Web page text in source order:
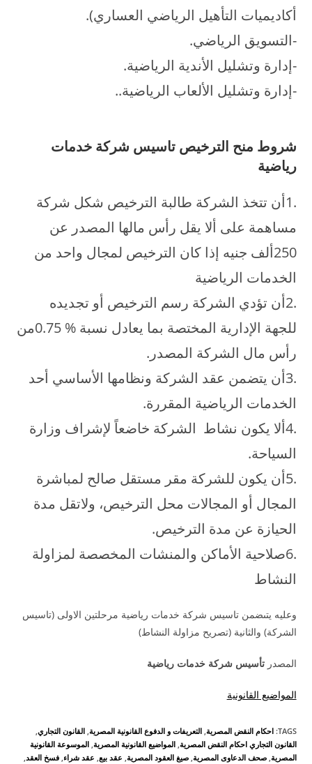
أكاديميات التأهيل الرياضي العساري).
-التسويق الرياضي.
-إدارة وتشليل الأندية الرياضية.
-إدارة وتشليل الألعاب الرياضية..
شروط منح الترخيص تاسيس شركة خدمات
رياضية
.1أن تتخذ الشركة طالبة الترخيص شكل شركة
مساهمة على ألا يقل رأس مالها المصدر عن
250ألف جنيه إذا كان الترخيص لمجال واحد من
الخدمات الرياضية
.2أن تؤدي الشركة رسم الترخيص أو تجديده
للجهة الإدارية المختصة بما يعادل نسبة % 0.75من
رأس مال الشركة المصدر.
.3أن يتضمن عقد الشركة ونظامها الأساسي أحد
الخدمات الرياضية المقررة.
.4ألا يكون نشاط الشركة خاضعاً لإشراف وزارة
السياحة.
.5أن يكون للشركة مقر مستقل صالح لمباشرة
المجال أو المجالات محل الترخيص، ولاتقل مدة
الحيازة عن مدة الترخيص.
.6صلاحية الأماكن والمنشات المخصصة لمزاولة
النشاط
وعليه يتىضمن تاسيس شركة خدمات رياضية مرحلتين الاولى (تاسيس
الشركة) والثانية (تصريح مزاولة النشاط)
المصدرتأسيس شركة خدمات رياضية
المواضيع القانونية
TAGS
:احكام النقض المصرية التعريفات و الدفوع القانونية المصرية القانون التجاري
القانون التجاري احكام النقض المصرية المواضيع القانونية المصرية الموسوعة القانونية
المصرية صحف الدعاوى المصرية صيغ العقود المصرية عقد بيع عقد شراء فسخ العقد